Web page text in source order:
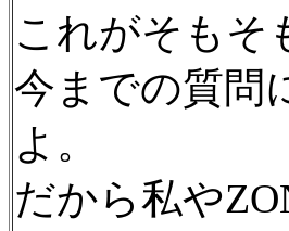
これがそもそ
今までの質問
よ。
だから私や